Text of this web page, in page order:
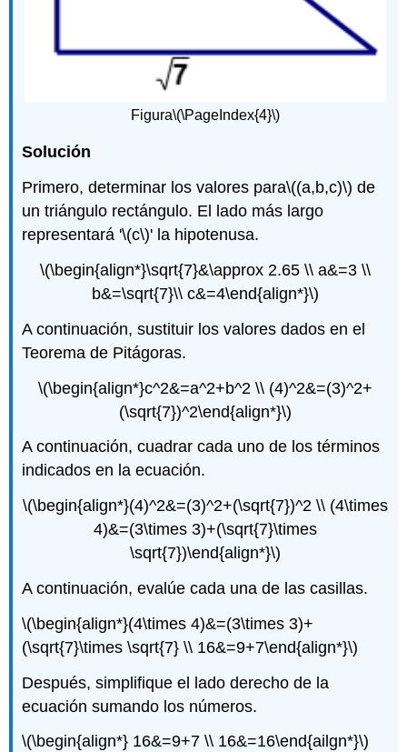
Figura\(\PageIndex{4}\)
Solución
Primero, determinar los valores para\((a,b,c)\) de
un triángulo rectángulo. El lado más largo
representará '\(c\)' la hipotenusa.
\(\begin{align*}\sqrt{7}&\approx 2.65 \\ a&=3 \\
b&=\sqrt{7}\\ c&=4\end{align*}\)
A continuación, sustituir los valores dados en el
Teorema de Pitágoras.
\(\begin{align*}c^2&=a^2+b^2 \\ (4)^2&=(3)^2+
(\sqrt{7})^2\end{align*}\)
A continuación, cuadrar cada uno de los términos
indicados en la ecuación.
\(\begin{align*}(4)^2&=(3)^2+(\sqrt{7})^2 \\ (4\times
4)&=(3\times 3)+(\sqrt{7}\times
\sqrt{7})\end{align*}\)
A continuación, evalúe cada una de las casillas.
\(\begin{align*}(4\times 4)&=(3\times 3)+
(\sqrt{7}\times \sqrt{7} \\ 16&=9+7\end{align*}\)
Después, simplifique el lado derecho de la
ecuación sumando los números.
\(\begin{align*} 16&=9+7 \\ 16&=16\end{ailgn*}\)